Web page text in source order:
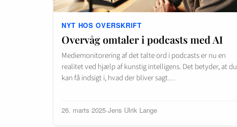
NYT HOS OVERSKRIFT
Overvåg omtaler i podcasts med AI
Mediemonitorering af det talte ord i podcasts er nu en
realitet ved hjælp af kunstig intelligens. Det betyder, at du
kan få indsigt i, hvad der bliver sagt…
26. marts 2025·Jens Ulrik Lange